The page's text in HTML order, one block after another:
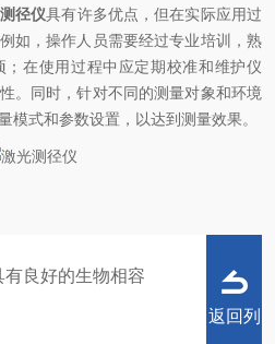
径仪具有许多优点，但在实际应用过
如，操作人员需要经过专业培训，熟
在使用过程中应定期校准和维护仪
。同时，针对不同的测量对象和环境
模式和参数设置，以达到测量效果。
良好的生物相容
返回列